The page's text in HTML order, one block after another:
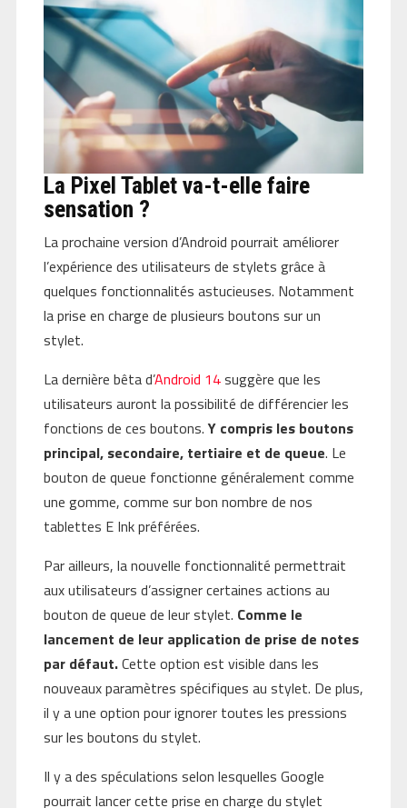
La Pixel Tablet va-t-elle faire
sensation ?
La prochaine version d’Android pourrait améliorer
l’expérience des utilisateurs de stylets grâce à
quelques fonctionnalités astucieuses. Notamment
la prise en charge de plusieurs boutons sur un
stylet.
La dernière bêta d’Android 14suggère que les
utilisateurs auront la possibilité de différencier les
fonctions de ces boutons.Y compris les boutons
principal, secondaire, tertiaire et de queue. Le
bouton de queue fonctionne généralement comme
une gomme, comme sur bon nombre de nos
tablettes E Ink préférées.
Par ailleurs, la nouvelle fonctionnalité permettrait
aux utilisateurs d’assigner certaines actions au
bouton de queue de leur stylet. Comme le
lancement de leur application de prise de notes
par défaut.Cette option est visible dans les
nouveaux paramètres spécifiques au stylet. De plus,
il y a une option pour ignorer toutes les pressions
sur les boutons du stylet.
Il y a des spéculations selon lesquelles Google
pourrait lancer cette prise en charge du stylet